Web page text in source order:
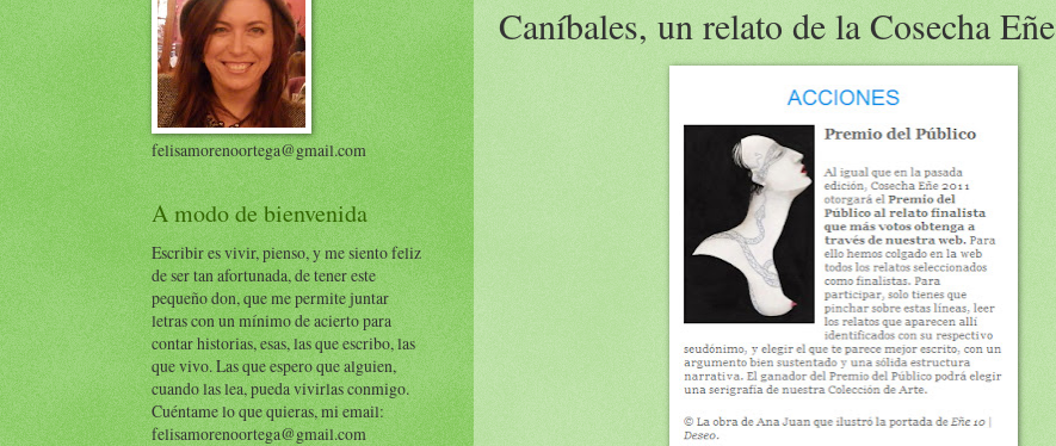
Caníbales, un relato de la Cosecha Eñe
felisamorenoortega@gmail.com
A modo de bienvenida
Escribir es vivir, pienso, y me siento feliz
de ser tan afortunada, de tener este
pequeño don, que me permite juntar
letras con un mínimo de acierto para
contar historias, esas, las que escribo, las
que vivo. Las que espero que alguien,
cuando las lea, pueda vivirlas conmigo.
Cuéntame lo que quieras, mi email:
felisamorenoortega@gmail.com